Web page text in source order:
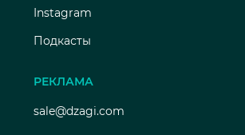
Instagram
Подкасты
РЕКЛАМА
sale@dzagi.com